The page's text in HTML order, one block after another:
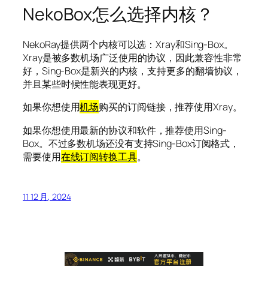
NekoBox怎么选择内核？
NekoRay提供两个内核可以选：Xray和Sing-Box。
Xray是被多数机场广泛使用的协议，因此兼容性非常
好，Sing-Box是新兴的内核，支持更多的翻墙协议，
并且某些时候性能表现更好。
如果你想使用机场购买的订阅链接，推荐使用Xray。
如果你想使用最新的协议和软件，推荐使用Sing-
Box。不过多数机场还没有支持Sing-Box订阅格式，
需要使用在线订阅转换工具。
11 12 月, 2024